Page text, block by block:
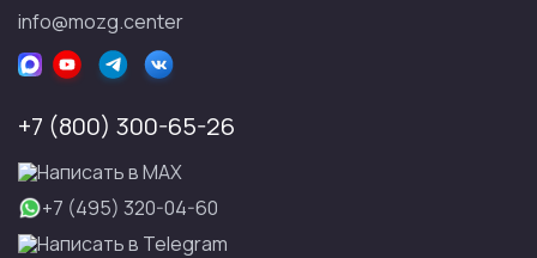
info@mozg.center
+7 (800) 300-65-26
Написать в МАХ
+7 (495) 320-04-60
Написать в Telegram